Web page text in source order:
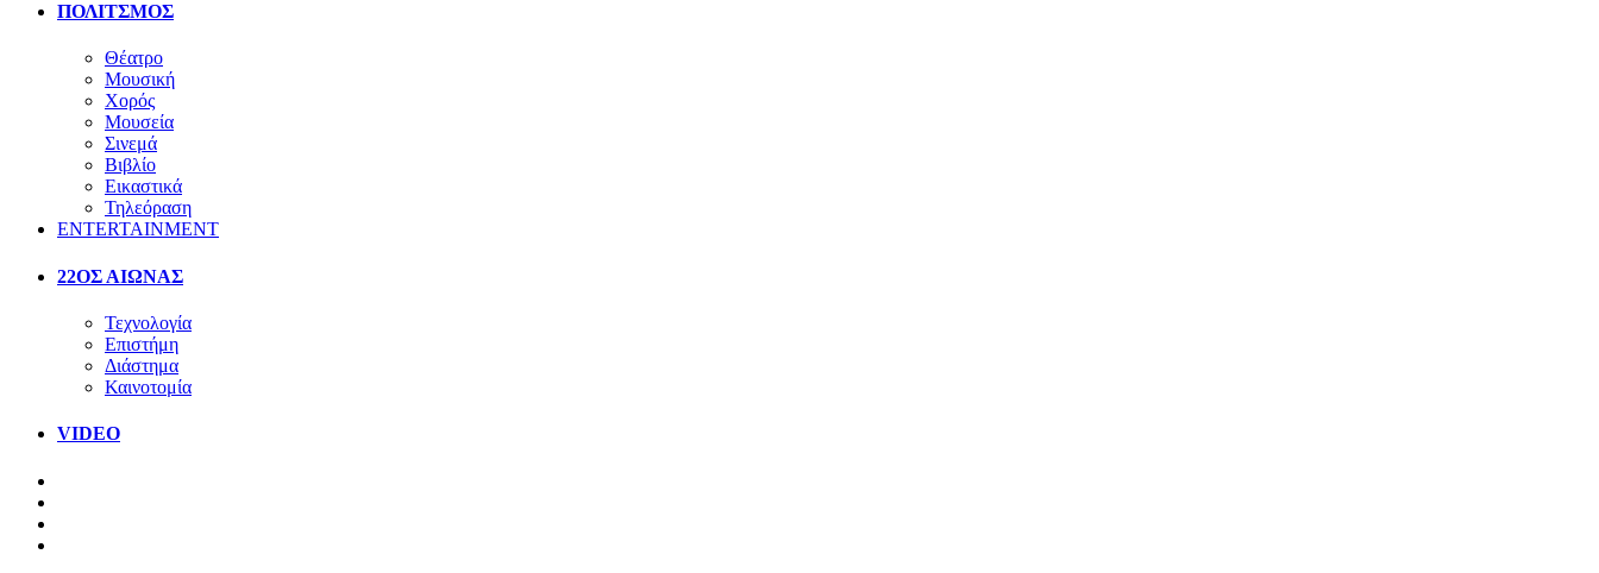
ΠΟΛΙΤΣΜΟΣ
Θέατρο
Μουσική
Χορός
Μουσεία
Σινεμά
Βιβλίο
Εικαστικά
Τηλεόραση
ENTERTAINMENT
22ΟΣ ΑΙΩΝΑΣ
Τεχνολογία
Επιστήμη
Διάστημα
Καινοτομία
VIDEO